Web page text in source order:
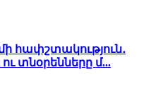
հափշտակություն․
տնօրենները մ...